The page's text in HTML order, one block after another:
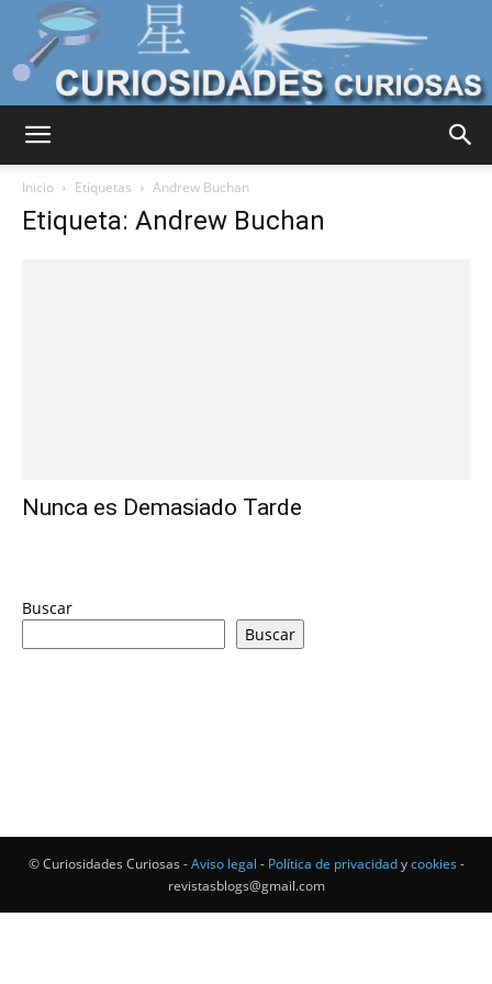
Inicio Etiquetas Andrew Buchan
Etiqueta: Andrew Buchan
Nunca es Demasiado Tarde
Buscar
Buscar
© Curiosidades Curiosas -Aviso legal - Política de privacidadycookies -
revistasblogs@gmail.com